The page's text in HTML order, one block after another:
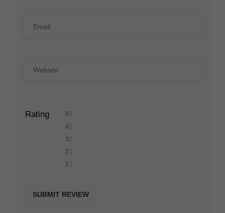
Rating
5
4
3
2
1